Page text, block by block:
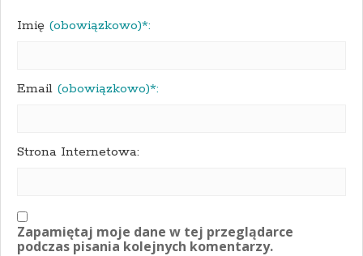
Imię (obowiązkowo)*:
Email (obowiązkowo)*:
Strona Internetowa:
Zapamiętaj moje dane w tej przeglądarce
podczas pisania kolejnych komentarzy.